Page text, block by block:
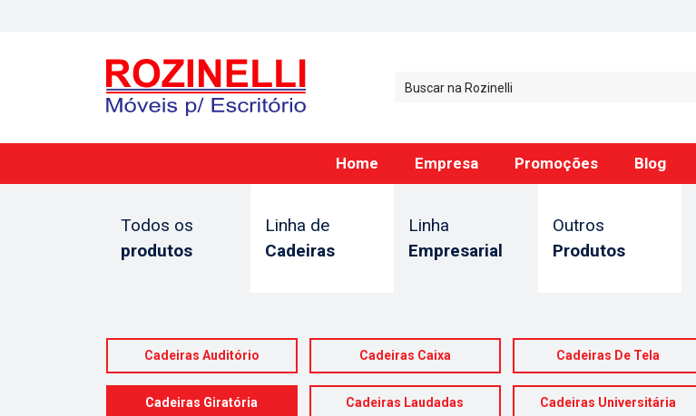
Home Empresa Promoções Blog
Todos os
produtos
Linha de
Cadeiras
Linha
Empresarial
Outros
Produtos
Cadeiras Auditório Cadeiras Caixa Cadeiras De Tela
Cadeiras Giratória Cadeiras Laudadas Cadeiras Universitária